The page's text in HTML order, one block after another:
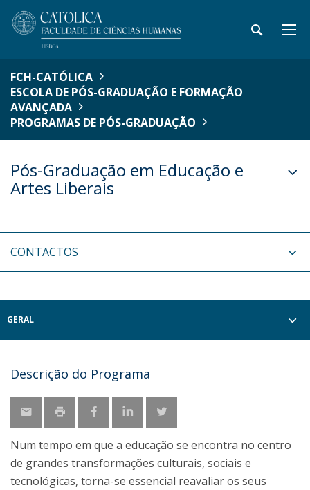
FCH-CATÓLICA
ESCOLA DE PÓS-GRADUAÇÃO E FORMAÇÃO
AVANÇADA
PROGRAMAS DE PÓS-GRADUAÇÃO
Pós-Graduação em Educação e
Artes Liberais
CONTACTOS
GERAL
Descrição do Programa
Num tempo em que a educação se encontra no centro
de grandes transformações culturais, sociais e
tecnológicas, torna-se essencial reavaliar os seus